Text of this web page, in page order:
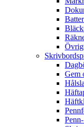
Gem